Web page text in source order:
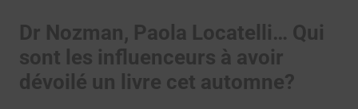
Dr Nozman, Paola Locatelli… Qui
sont les influenceurs à avoir
dévoilé un livre cet automne?